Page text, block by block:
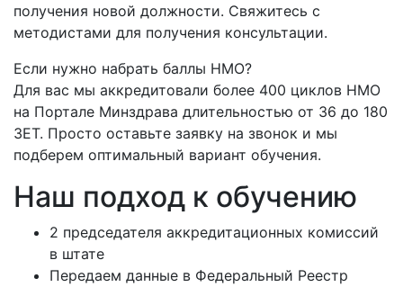
получения новой должности. Свяжитесь с
методистами для получения консультации.
Если нужно набрать баллы НМО?
Для вас мы аккредитовали более 400 циклов НМО
на Портале Минздрава длительностью от 36 до 180
ЗЕТ. Просто оставьте заявку на звонок и мы
подберем оптимальный вариант обучения.
Наш подход к обучению
2 председателя аккредитационных комиссий
в штате
Передаем данные в Федеральный Реестр